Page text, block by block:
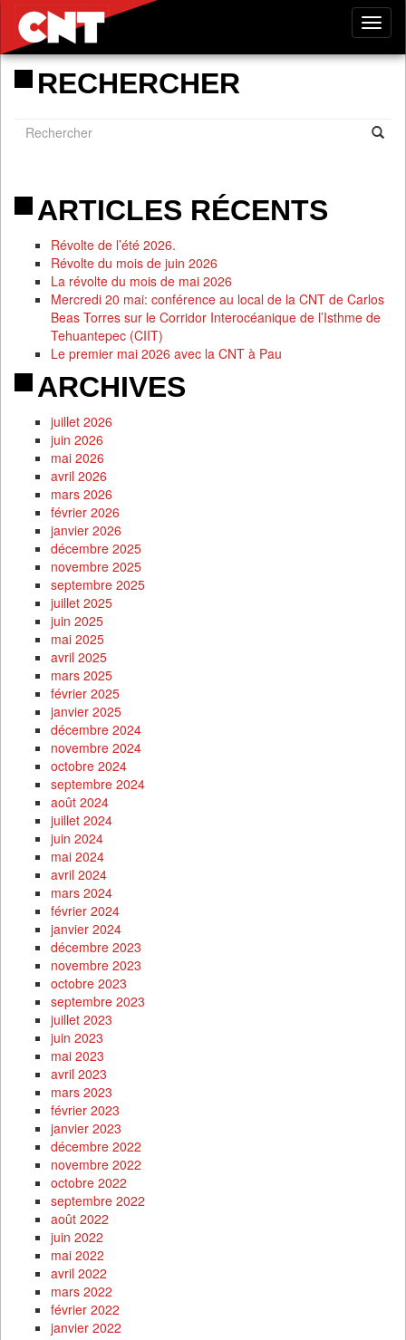
RECHERCHER
ARTICLES RÉCENTS
Révolte de l’été 2026.
Révolte du mois de juin 2026
La révolte du mois de mai 2026
Mercredi 20 mai: conférence au local de la CNT de Carlos
Beas Torres sur le Corridor Interocéanique de l’Isthme de
Tehuantepec (CIIT)
Le premier mai 2026 avec la CNT à Pau
ARCHIVES
juillet 2026
juin 2026
mai 2026
avril 2026
mars 2026
février 2026
janvier 2026
décembre 2025
novembre 2025
septembre 2025
juillet 2025
juin 2025
mai 2025
avril 2025
mars 2025
février 2025
janvier 2025
décembre 2024
novembre 2024
octobre 2024
septembre 2024
août 2024
juillet 2024
juin 2024
mai 2024
avril 2024
mars 2024
février 2024
janvier 2024
décembre 2023
novembre 2023
octobre 2023
septembre 2023
juillet 2023
juin 2023
mai 2023
avril 2023
mars 2023
février 2023
janvier 2023
décembre 2022
novembre 2022
octobre 2022
septembre 2022
août 2022
juin 2022
mai 2022
avril 2022
mars 2022
février 2022
janvier 2022